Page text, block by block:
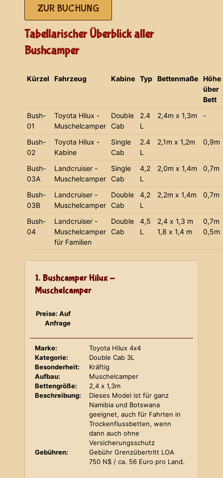
ZUR BUCHUNG
Tabellarischer Überblick aller
Bushcamper
Kürzel Fahrzeug Kabine Typ Bettenmaße Höhe
über
Bett
Bush-
01
Toyota Hilux -
Muschelcamper
Double
Cab
2.4
L
2,4m x 1,3m -
Bush-
02
Toyota Hilux -
Kabine
Single
Cab
2.4
L
2,1m x 1,2m 0,9m
Bush-
03A
Landcruiser -
Muschelcamper
Single
Cab
4,2
L
2,0m x 1,4m 0,7m
Bush-
03B
Landcruiser -
Muschelcamper
Double
Cab
4,2
L
2,2m x 1,4m 0,7m
Bush-
04
Landcruiser -
Muschelcamper
für Familien
Double
Cab
4,5
L
2,4 x 1,3 m
1,8 x 1,4 m
0,7m
0,5m
1. Bushcamper Hilux -
Muschelcamper
Preise: Auf
Anfrage
Marke:
Toyota Hilux 4x4
Kategorie:
Double Cab 3L
Besonderheit:
Kräftig
Aufbau:
Muschelcamper
Bettengröße:
2,4 x 1,3m
Beschreibung:
Dieses Model ist für ganz
Namibia und Botswana
geeignet, auch für Fahrten in
Trockenflussbetten, wenn
dann auch ohne
Versicherungsschutz
Gebühren:
Gebühr Grenzübertritt LOA
750 N$ / ca. 56 Euro pro Land.